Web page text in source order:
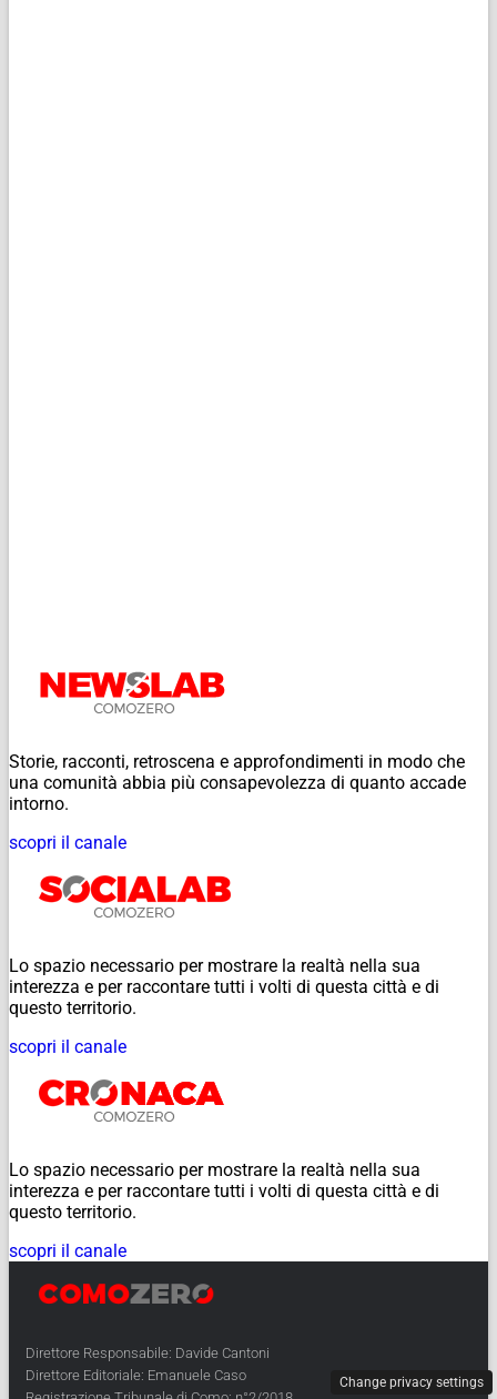
Storie, racconti, retroscena e approfondimenti in modo che
una comunità abbia più consapevolezza di quanto accade
intorno.
scopri il canale
Lo spazio necessario per mostrare la realtà nella sua
interezza e per raccontare tutti i volti di questa città e di
questo territorio.
scopri il canale
Lo spazio necessario per mostrare la realtà nella sua
interezza e per raccontare tutti i volti di questa città e di
questo territorio.
scopri il canale
Direttore Responsabile: Davide Cantoni
Direttore Editoriale: Emanuele Caso
Change privacy settings